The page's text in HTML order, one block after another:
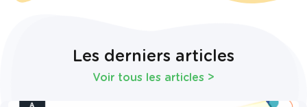
Les derniers articles
Voir tous les articles >